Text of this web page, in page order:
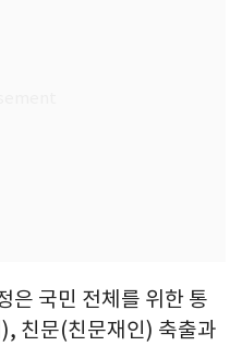
은 국민 전체를 위한 통
친문(친문재인) 축출과